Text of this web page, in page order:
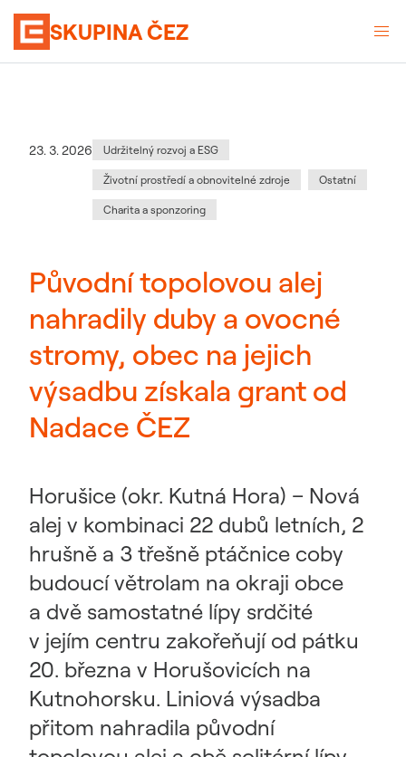
SKUPINA ČEZ
Datum zveřejnění
23. 3. 2026 Kategorie:
Udržitelný rozvoj a ESG
Životní prostředí a obnovitelné zdroje Ostatní
Charita a sponzoring
Původní topolovou alej
nahradily duby a ovocné
stromy, obec na jejich
výsadbu získala grant od
Nadace ČEZ
Horušice (okr. Kutná Hora) – Nová
alej v kombinaci 22 dubů letních, 2
hrušně a 3 třešně ptáčnice coby
budoucí větrolam na okraji obce
a dvě samostatné lípy srdčité
v jejím centru zakořeňují od pátku
20. března v Horušovicích na
Kutnohorsku. Liniová výsadba
přitom nahradila původní